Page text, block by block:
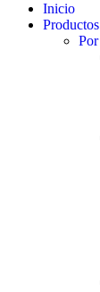
Inicio
Productos